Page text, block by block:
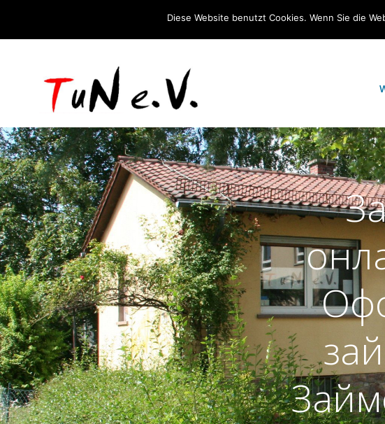
Diese Website benutzt Cookies. Wenn Sie die